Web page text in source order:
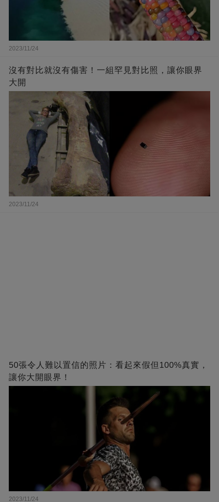
2023/11/24
沒有對比就沒有傷害！一組罕見對比照，讓你眼界
大開
2023/11/24
50張令人難以置信的照片：看起來假但100%真實，
讓你大開眼界！
2023/11/24